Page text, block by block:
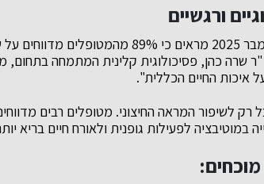
ורגשיים
מחקרים עדכניים מנובמבר 2025 מראים כי
שרה כהן, פסיכולוגית קלינית המתמחה בתחום,
איכות החיים הכללית".
רק לשיפור המראה החיצוני. מטופלים רבים
במוטיבציה לפעילות גופנית ולאורח חיים בריא
מוכחים: